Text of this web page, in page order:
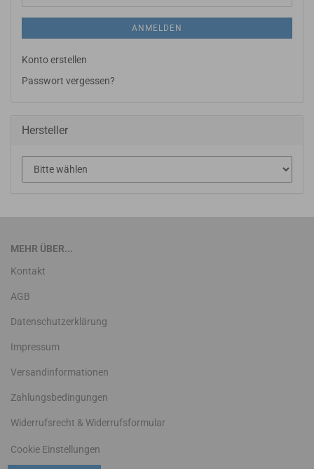
ANMELDEN
Konto erstellen
Passwort vergessen?
Hersteller
MEHR ÜBER...
Kontakt
AGB
Datenschutzerklärung
Impressum
Versandinformationen
Zahlungsbedingungen
Widerrufsrecht & Widerrufsformular
Cookie Einstellungen